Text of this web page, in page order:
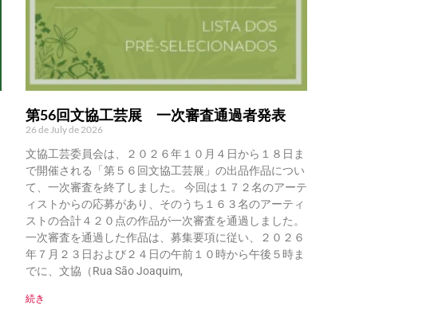
第56回文協工芸展 一次審査通過者発表
26 de July de 2026
文協工芸委員会は、２０２６年１０月４日から１８日ま
で開催される「第５６回文協工芸展」の出品作品につい
て、一次審査を終了しました。 今回は１７２名のアーテ
ィストからの応募があり、そのうち１６３名のアーティ
ストの合計４２０点の作品が一次審査を通過しました。
一次審査を通過した作品は、募集要項に従い、２０２６
年７月２３日および２４日の午前１０時から午後５時ま
でに、文協（Rua São Joaquim,
続き